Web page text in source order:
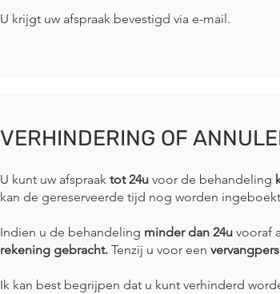
U krijgt uw afspraak bevestigd via e-mail.
VERHINDERING OF
U kunt uw afspraak tot 24u voor de behandeling
kan de gereserveerde tijd nog worden
Indien u de behandeling minder dan 24u vooraf
rekening gebracht. Tenzij u voor een
Ik kan best begrijpen dat u kunt verhinderd